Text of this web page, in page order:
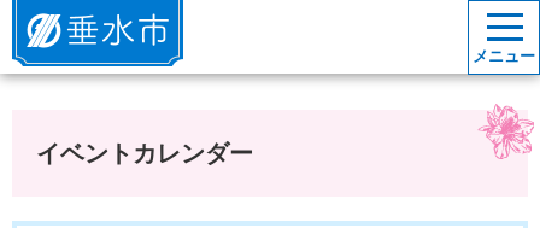
垂水市
メニュー
イベントカレンダー